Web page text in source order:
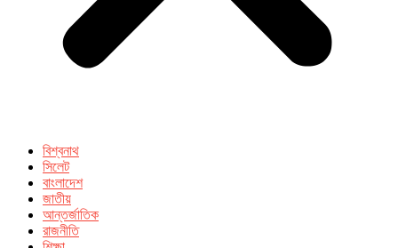
বিশ্বনাথ
সিলেট
বাংলাদেশ
জাতীয়
আন্তর্জাতিক
রাজনীতি